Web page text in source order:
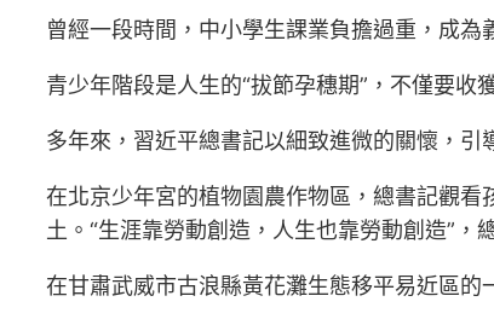
曾經一段時間，中小學生課業負擔過重，成為
青少年階段是人生的“拔節孕穗期”，不僅要
多年來，習近平總書記以細致進微的關懷，引
在北京少年宮的植物園農作物區，總書記觀看
土。“生涯靠勞動創造，人生也靠勞動創造”，
在甘肅武威市古浪縣黃花灘生態移平易近區